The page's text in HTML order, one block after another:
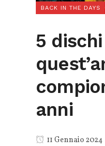
BACK IN THE DAYS
5
anni
11 Gennaio 2024